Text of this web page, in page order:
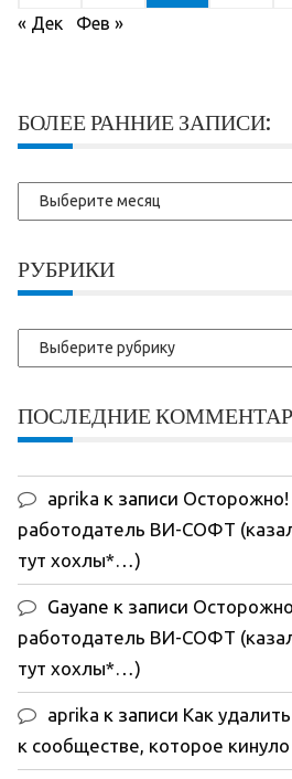
« Дек
Фев »
БОЛЕЕ РАННИЕ ЗАПИСИ:
Более
ранние
РУБРИКИ
Рубрики
ПОСЛЕДНИЕ
aprika к записи
работодатель ВИ-СОФТ
тут хохлы*…)
Gayane к записи
работодатель ВИ-СОФТ
тут хохлы*…)
aprika к записи Как
к сообществе, которое кинуло